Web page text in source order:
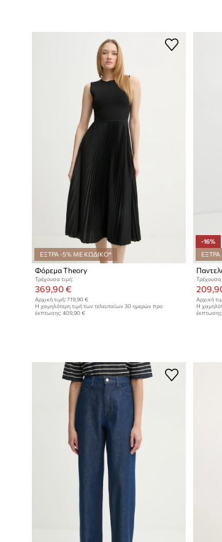
ΕΞΤΡΑ -5% ΜΕ ΚΩΔΙΚΟ*
Φόρεμα Theory
Τρέχουσα τιμή:
369,90 €
Αρχική τιμή: 719,90 €
Η χαμηλότερη τιμή των τελευταίων 30 ημερών προ
έκπτωσης: 409,90 €
-16%
Τρέχουσα
Αρχική
Η
έκπτωσης: